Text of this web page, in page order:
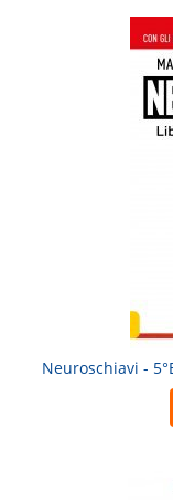
Neuroschiavi -